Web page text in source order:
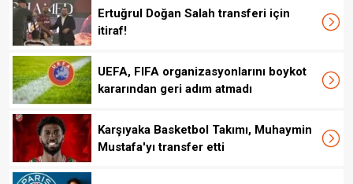
Ertuğrul Doğan Salah transferi için
itiraf!
UEFA, FIFA organizasyonlarını boykot
kararından geri adım atmadı
Karşıyaka Basketbol Takımı, Muhaymin
Mustafa'yı transfer etti